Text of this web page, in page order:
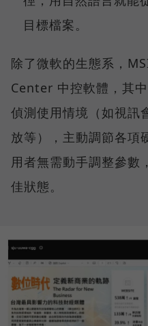
目標檔案。
除了微軟的生態系，
Center 中控軟體，其
偵測使用情境（如視訊
放等），主動調節各項
用者無需動手調整參數
佳狀態。